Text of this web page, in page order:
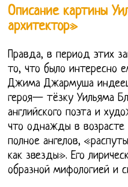
Описание картины
архитектор»
Правда, в период этих
то, что было интересно
Джима Джармуша индеец
героя— тёзку Уильяма
английского поэта и
что однажды в
полное ангелов,
как звезды». Его
образной мифологией и